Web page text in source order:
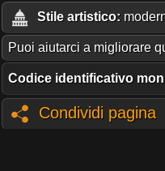
Stile artistico:
Puoi aiutarci a migliorare
Codice identificativo
Condividi pagina